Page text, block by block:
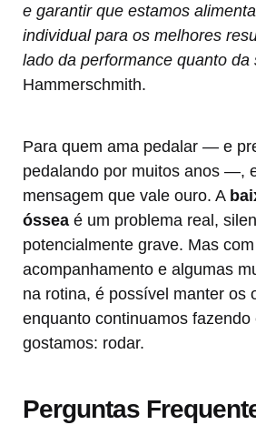
e garantir que estamos
individual para os melhores
lado da performance quanto da
Hammerschmith.
Para quem ama pedalar — e
pedalando por muitos anos —,
mensagem que vale ouro. A
óssea é um problema real,
potencialmente grave. Mas
acompanhamento e algumas
na rotina, é possível manter os
enquanto continuamos fazendo
gostamos: rodar.
Perguntas